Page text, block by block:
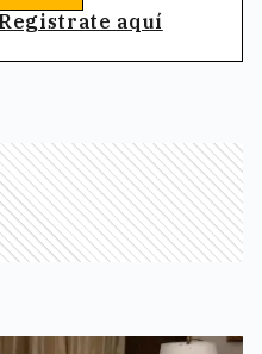
Registrate aquí